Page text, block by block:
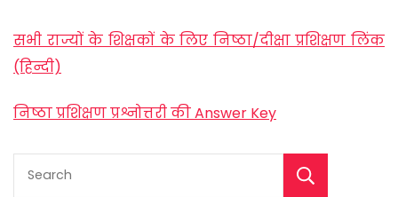
सभी राज्यों के शिक्षकों के लिए निष्ठा/दीक्षा प्रशिक्षण लिंक
(हिन्दी)
निष्ठा प्रशिक्षण प्रश्नोत्तरी की Answer Key